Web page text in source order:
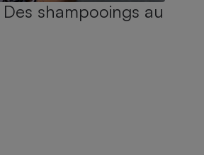
shampooings au